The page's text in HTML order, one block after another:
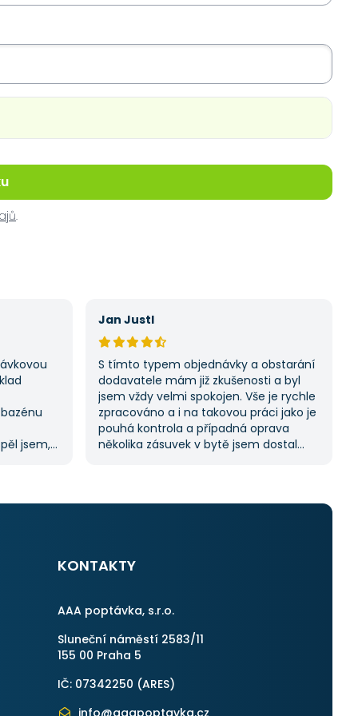
.
jsem,
byl velmi
Jan Justl
S tímto typem objednávky a obstarání
dodavatele mám již zkušenosti a byl
jsem vždy velmi spokojen. Vše je rychle
zpracováno a i na takovou práci jako je
pouhá kontrola a případná oprava
několika zásuvek v bytě jsem dostal
potřebovat, jistě se obrátím na stejnou
KONTAKTY
AAA poptávka, s.r.o.
Sluneční náměstí 2583/11
155 00 Praha 5
IČ: 07342250 (ARES)
info@aaapoptavka.cz